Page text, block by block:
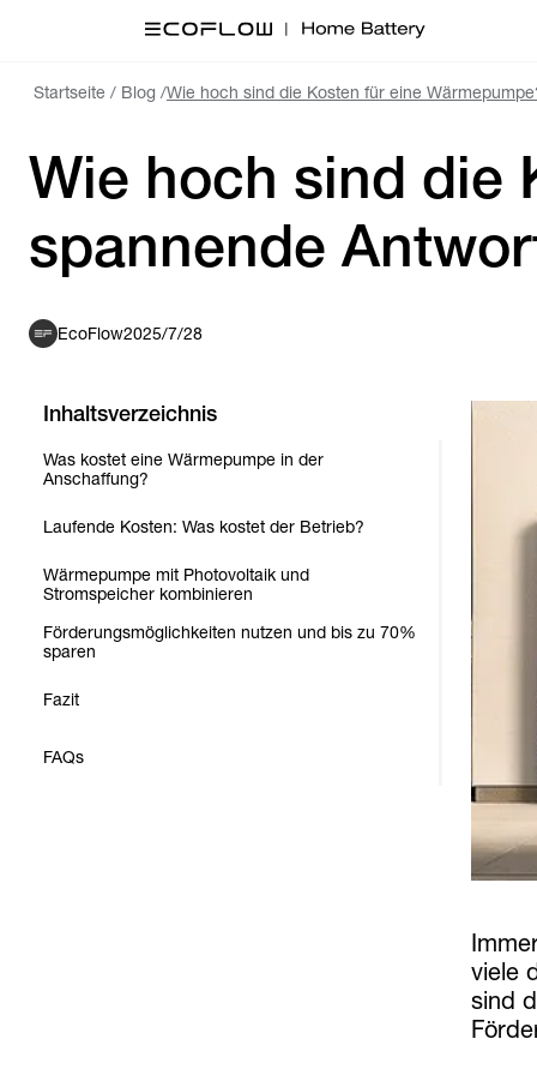
Startseite / Blog /Wie hoch sind die Kosten für eine
Wie hoch sind die
spannende
EcoFlow2025/7/28
Inhaltsverzeichnis
Was kostet eine Wärmepumpe in der
Anschaffung?
Laufende Kosten: Was kostet der Betrieb?
Wärmepumpe mit Photovoltaik und
Stromspeicher kombinieren
Förderungsmöglichkeiten nutzen und bis zu 70%
sparen
Fazit
FAQs
viele
sind